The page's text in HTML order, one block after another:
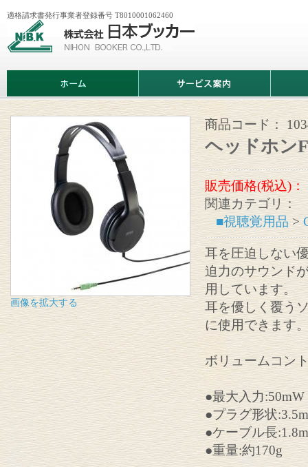
会
日
ッ
カ
適格請求書発行事業者登録番号 T8010001062460
ム
ビ
案
情
画像を拡大する
商品コード：
ヘッドホンF
販売価格(税込)：
関連カテゴリ：
■視聴覚用品 >
耳を圧迫しない
迫力のサウンド
用しています。
耳を優しく覆う
に使用できます
ボリュームコン
●最大入力:50mW
●プラグ形状
●ケーブル長:1.8m
●重量:約170g